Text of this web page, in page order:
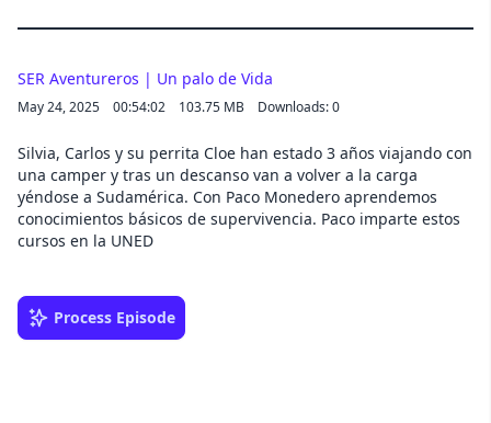
SER Aventureros | Un palo de Vida
May 24, 2025 00:54:02 103.75 MB Downloads: 0
Silvia, Carlos y su perrita Cloe han estado 3 años viajando con
una camper y tras un descanso van a volver a la carga
yéndose a Sudamérica. Con Paco Monedero aprendemos
conocimientos básicos de supervivencia. Paco imparte estos
cursos en la UNED
Process Episode